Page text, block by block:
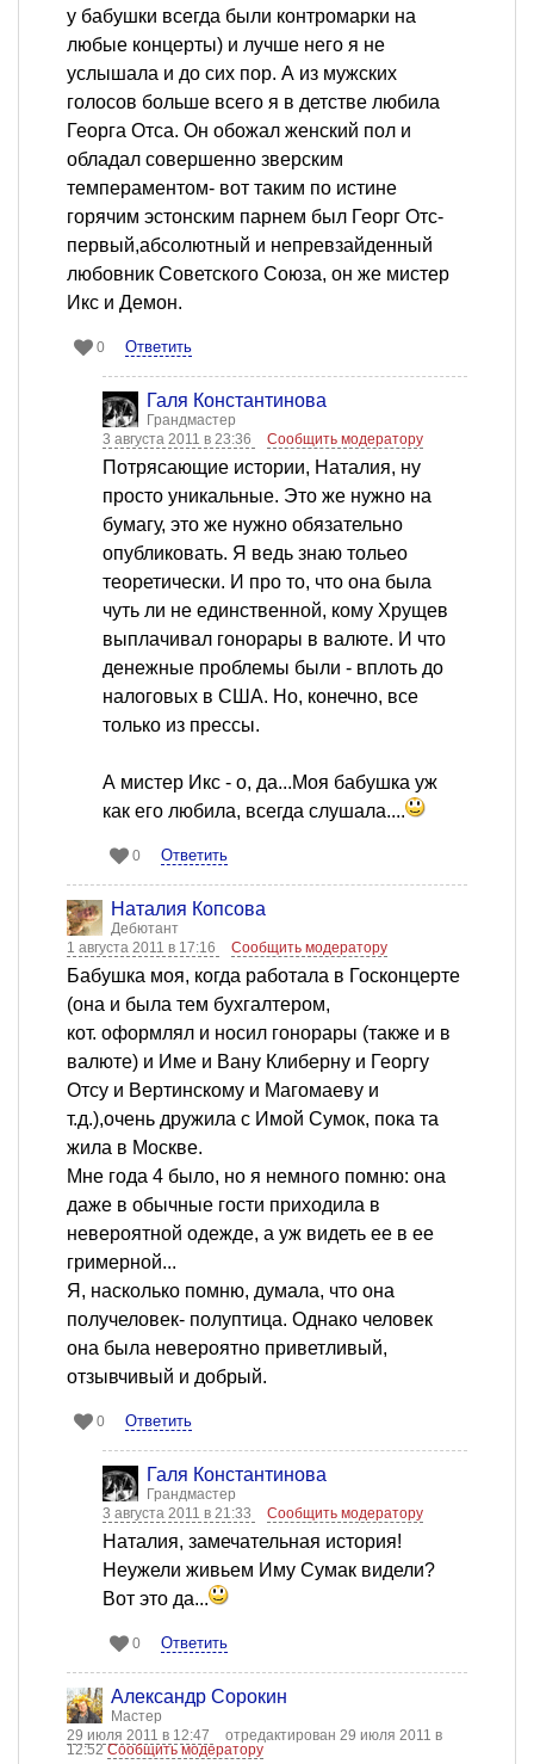
у бабушки всегда были контромарки на
любые концерты) и лучше него я не
услышала и до сих пор. А из мужских
голосов больше всего я в детстве любила
Георга Отса. Он обожал женский пол и
обладал совершенно зверским
темпераментом- вот таким по истине
горячим эстонским парнем был Георг Отс-
первый,абсолютный и непревзайденный
любовник Советского Союза, он же мистер
Икс и Демон.
0 Ответить
Галя Константинова
Грандмастер
3 августа 2011 в 23:36
Сообщить модератору
Потрясающие истории, Наталия, ну
просто уникальные. Это же нужно на
бумагу, это же нужно обязательно
опубликовать. Я ведь знаю тольео
теоретически. И про то, что она была
чуть ли не единственной, кому Хрущев
выплачивал гонорары в валюте. И что
денежные проблемы были - вплоть до
налоговых в США. Но, конечно, все
только из прессы.
А мистер Икс - о, да...Моя бабушка уж
как его любила, всегда слушала....
0 Ответить
Наталия Копсова
Дебютант
1 августа 2011 в 17:16
Сообщить модератору
Бабушка моя, когда работала в Госконцерте
(она и была тем бухгалтером,
кот. оформлял и носил гонорары (также и в
валюте) и Име и Вану Клиберну и Георгу
Отсу и Вертинскому и Магомаеву и
т.д.),очень дружила с Имой Сумок, пока та
жила в Москве.
Мне года 4 было, но я немного помню: она
даже в обычные гости приходила в
невероятной одежде, а уж видеть ее в ее
гримерной...
Я, насколько помню, думала, что она
получеловек- полуптица. Однако человек
она была невероятно приветливый,
отзывчивый и добрый.
0 Ответить
Галя Константинова
Грандмастер
3 августа 2011 в 21:33
Сообщить модератору
Наталия, замечательная история!
Неужели живьем Иму Сумак видели?
Вот это да...
0 Ответить
Александр Сорокин
Мастер
29 июля 2011 в 12:47
отредактирован 29 июля 2011 в
12:52Сообщить модератору